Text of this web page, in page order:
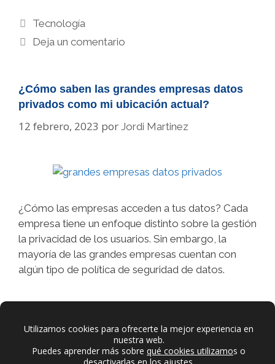
Categorías
Tecnología
Deja un comentario
¿Cómo saben las grandes empresas datos
privados como mi ubicación actual?
12 febrero, 2023 por Jordi Martinez
¿Cómo las empresas acceden a tus datos? Cada
empresa tiene un enfoque distinto sobre la gestión
la privacidad de los usuarios. Sin embargo, la
mayoría de las grandes empresas cuentan con
algún tipo de política de seguridad de datos.
Categorías
Deja un comentario
Utilizamos cookies para ofrecerte la mejor experiencia en
nuestra web.
Puedes aprender más sobre qué cookies utilizamos o
desactivarlas en los ajustes.